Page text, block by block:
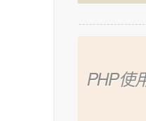
PHP使